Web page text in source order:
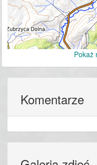
Pokaż
Komentarze